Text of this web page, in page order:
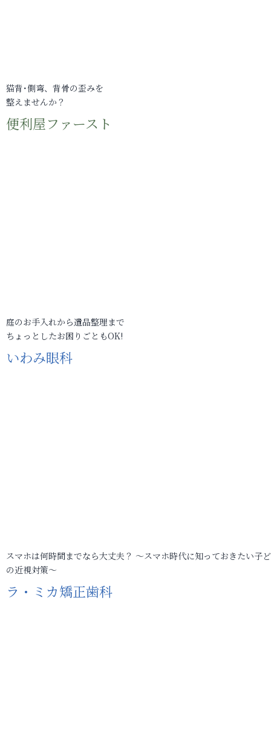
猫背･側弯、背骨の歪みを
整えませんか？
便利屋ファースト
庭のお手入れから遺品整理まで
ちょっとしたお困りごともOK!
いわみ眼科
スマホは何時間までなら大丈夫？ ～スマホ時代に知っておきたい子
の近視対策～
ラ・ミカ矯正歯科